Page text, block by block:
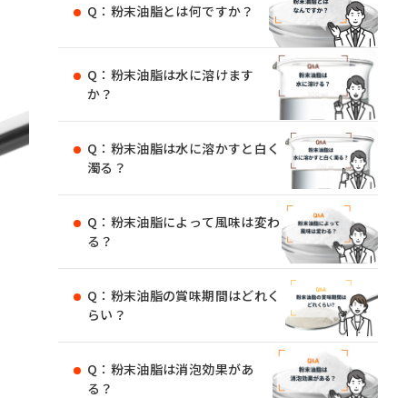
Q：粉末油脂とは何ですか？
Q：粉末油脂は水に溶けます
か？
Q：粉末油脂は水に溶かすと白く
濁る？
Q：粉末油脂によって風味は変わ
る？
Q：粉末油脂の賞味期間はどれく
らい？
Q：粉末油脂は消泡効果があ
る？